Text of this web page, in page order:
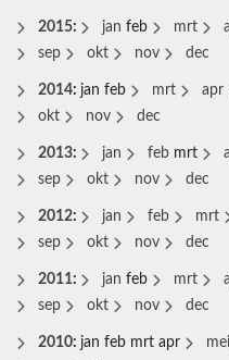
2015: jan feb mrt
sep
okt nov dec
2014: jan feb mrt apr
okt
nov dec
2013: jan feb mrt
sep
okt nov dec
2012: jan feb mrt
sep
okt nov dec
2011: jan feb mrt
sep
okt nov dec
2010: jan feb mrt apr mei